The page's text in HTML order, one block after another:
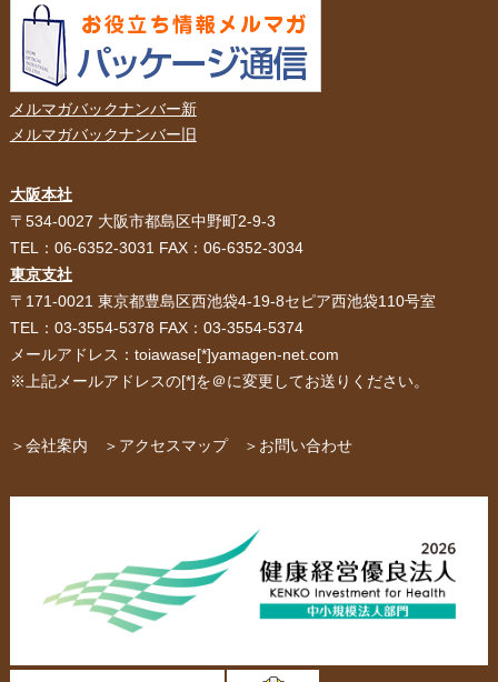
サービス紹介 お客様の声
スタッフ紹介 採用情報
紙袋・手提げ袋
パッケージ
ペーパーレザーバッグ 米袋
カタログ/パンフレット アクセサリー・
メルマガバックナンバー新
メルマガバックナンバー旧
大阪本社
〒534-0027 大阪市都島区中野町2-9-3
TEL：06-6352-3031 FAX：06-6352-3034
東京支社
〒171-0021 東京都豊島区西池袋4-19-8セピア西池袋110号室
TEL：03-3554-5378 FAX：03-3554-5374
メールアドレス：toiawase[*]yamagen-net.com
※上記メールアドレスの[*]を＠に変更してお送りください。
＞会社案内 ＞アクセスマップ ＞お問い合わせ